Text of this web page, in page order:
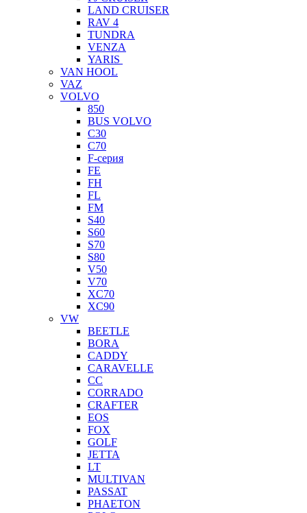
LAND CRUISER
RAV 4
TUNDRA
VENZA
YARIS
VAN HOOL
VAZ
VOLVO
850
BUS VOLVO
C30
C70
F-серия
FE
FH
FL
FM
S40
S60
S70
S80
V50
V70
XC70
XC90
VW
BEETLE
BORA
CADDY
CARAVELLE
CC
CORRADO
CRAFTER
EOS
FOX
GOLF
JETTA
LT
MULTIVAN
PASSAT
PHAETON